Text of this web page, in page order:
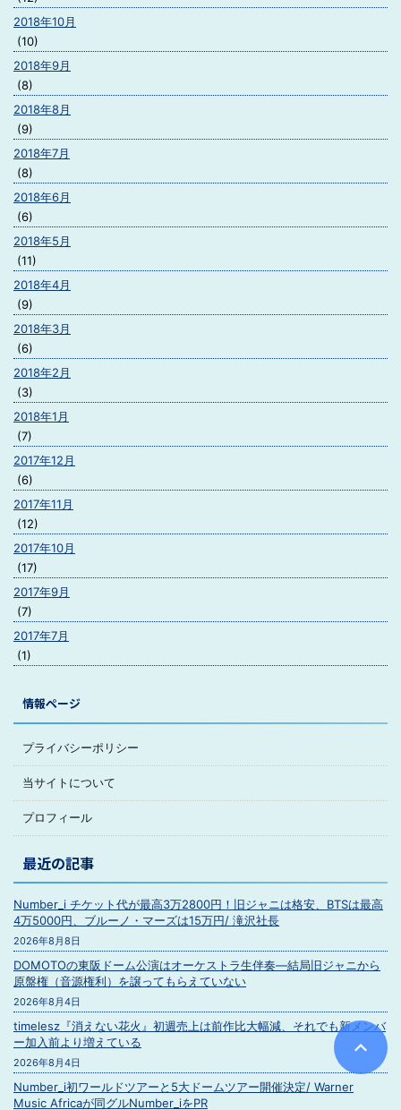
2018年10月
(10)
2018年9月
(8)
2018年8月
(9)
2018年7月
(8)
2018年6月
(6)
2018年5月
(11)
2018年4月
(9)
2018年3月
(6)
2018年2月
(3)
2018年1月
(7)
2017年12月
(6)
2017年11月
(12)
2017年10月
(17)
2017年9月
(7)
2017年7月
(1)
情報ページ
プライバシーポリシー
当サイトについて
プロフィール
最近の記事
Number_i チケット代が最高3万2800円！旧ジャニは格安、BTSは最高
4万5000円、ブルーノ・マーズは15万円/ 滝沢社長
2026年8月8日
DOMOTOの東阪ドーム公演はオーケストラ生伴奏―結局旧ジャニから
原盤権（音源権利）を譲ってもらえていない
2026年8月4日
timelesz『消えない花火』初週売上は前作比大幅減、それでも新メンバ
ー加入前より増えている
2026年8月4日
Number_i初ワールドツアーと5大ドームツアー開催決定/ Warner
Music Africaが同グルNumber_iをPR